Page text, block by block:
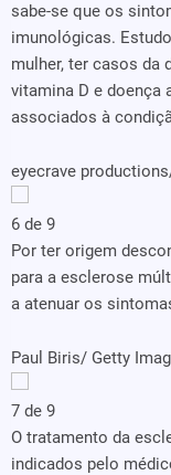
sabe-se que os
imunológicas.
mulher, ter casos da
vitamina D e doença
associados à
eyecrave
6 de 9
Por ter origem
para a esclerose
a atenuar os
Paul Biris/ Getty
7 de 9
O tratamento da
indicados pelo